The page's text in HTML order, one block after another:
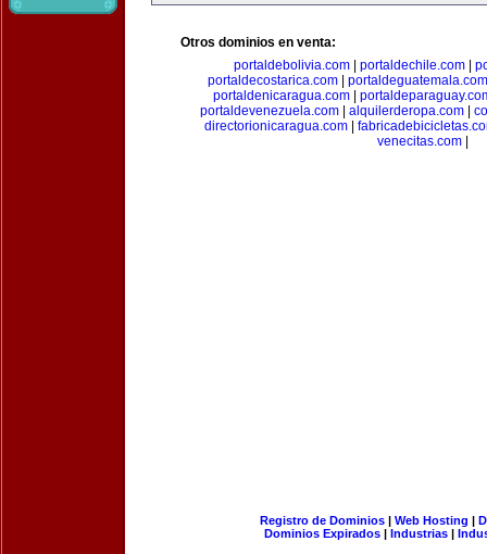
Otros dominios en venta:
portaldebolivia.com| portaldechile.com|
portaldecostarica.com
portaldeguatemala.com
portaldenicaragua.com|
portaldevenezuela.com| alquilerderopa.com|
directorionicaragua.com
venecitas.com
Registro de Dominios| Web Hosting |
Dominios Expirados | Industrias |